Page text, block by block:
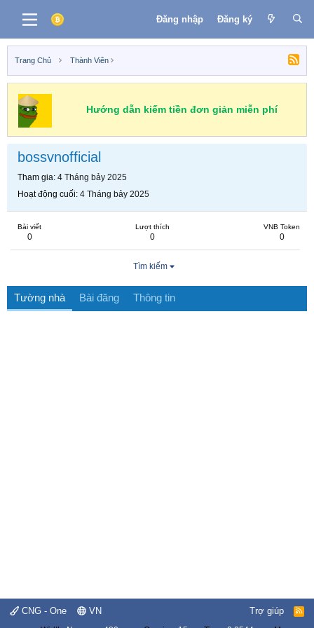
Đăng nhập Đăng ký
Trang Chủ Thành Viên
Hướng dẫn kiếm tiền đơn giản miễn phí
bossvnofficial
Tham gia 4 Tháng bảy 2025
Hoạt động cuối 4 Tháng bảy 2025
Bài viết
0
Lượt thích
0
VNB Token
0
Tìm kiếm
Tường nhà Bài đăng Thông tin
CNG - One VN Trợ giúp
R